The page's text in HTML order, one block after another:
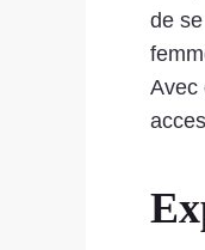
de
Avec